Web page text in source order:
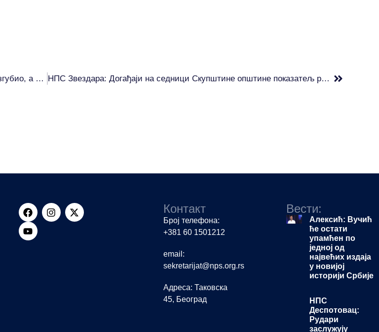
Новаковић: Када се већина охрабри и страх мине Вучић је изгубио, а надомак смо тог циља НПС Звездара: Догађаји на седници Скупштине општине показатељ реалног стања у држави
Контакт
Број телефона:
+381 60 1501212
email:
sekretarijat@nps.org.rs
Адреса: Таковска
45, Београд
Вести:
Алексић: Вучић
ће остати
упамћен по
једној од
највећих издаја
у новијој
историји Србије
НПС
Деспотовац:
Рудари
заслужују